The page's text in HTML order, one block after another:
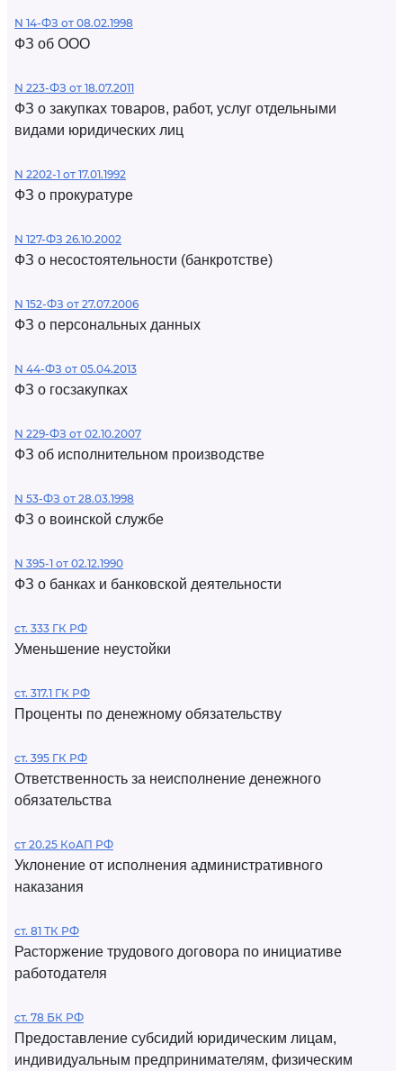
N 14-ФЗ от 08.02.1998
ФЗ об ООО
N 223-ФЗ от 18.07.2011
ФЗ о закупках товаров, работ, услуг отдельными
видами юридических лиц
N 2202-1 от 17.01.1992
ФЗ о прокуратуре
N 127-ФЗ 26.10.2002
ФЗ о несостоятельности (банкротстве)
N 152-ФЗ от 27.07.2006
ФЗ о персональных данных
N 44-ФЗ от 05.04.2013
ФЗ о госзакупках
N 229-ФЗ от 02.10.2007
ФЗ об исполнительном производстве
N 53-ФЗ от 28.03.1998
ФЗ о воинской службе
N 395-1 от 02.12.1990
ФЗ о банках и банковской деятельности
ст. 333 ГК РФ
Уменьшение неустойки
ст. 317.1 ГК РФ
Проценты по денежному обязательству
ст. 395 ГК РФ
Ответственность за неисполнение денежного
обязательства
ст 20.25 КоАП РФ
Уклонение от исполнения административного
наказания
ст. 81 ТК РФ
Расторжение трудового договора по инициативе
работодателя
ст. 78 БК РФ
Предоставление субсидий юридическим лицам,
индивидуальным предпринимателям, физическим